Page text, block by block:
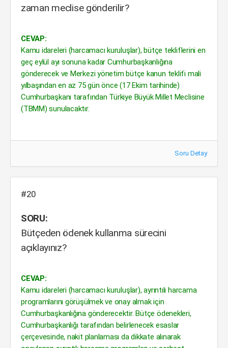
zaman meclise gönderilir?
CEVAP:
Kamu idareleri (harcamacı kuruluşlar), bütçe tekliflerini en
geç eylül ayı sonuna kadar Cumhurbaşkanlığına
gönderecek ve Merkezi yönetim bütçe kanun teklifi mali
yılbaşından en az 75 gün önce (17 Ekim tarihinde)
Cumhurbaşkanı tarafından Türkiye Büyük Millet Meclisine
(TBMM) sunulacaktır.
Soru Detay
#20
SORU:
Bütçeden ödenek kullanma sürecini
açıklayınız?
CEVAP:
Kamu idareleri (harcamacı kuruluşlar), ayrıntılı harcama
programlarını görüşülmek ve onay almak için
Cumhurbaşkanlığına gönderecektir. Bütçe ödenekleri,
Cumhurbaşkanlığı tarafından belirlenecek esaslar
çerçevesinde, nakit planlaması da dikkate alınarak